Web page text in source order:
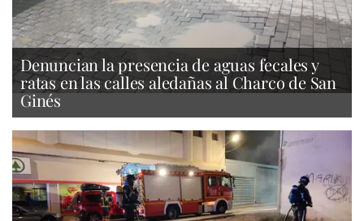
Denuncian la presencia de aguas fecales y
ratas en las calles aledañas al Charco de San
Ginés